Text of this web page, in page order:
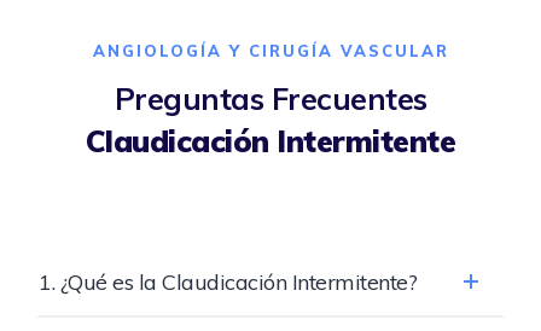
ANGIOLOGÍA Y CIRUGÍA VASCULAR
Preguntas Frecuentes
Claudicación Intermitente
1. ¿Qué es la Claudicación Intermitente?